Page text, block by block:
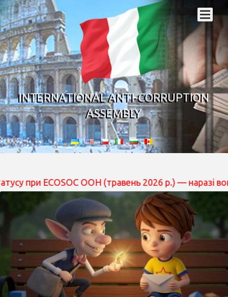
INTERNATIONAL ANTI-CORRUPTION
ASSEMBLY
при ECOSOC ООН (травень 2026 р.) — наразі